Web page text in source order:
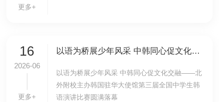
更多+
16
2026-06
更多+
以语为桥展少年风采 中韩同心促文化交融——北外附校主办韩国驻华大使馆第三届全国中学生韩语演讲比赛圆满落幕
以语为桥展少年风采 中韩同心促文化交融——北
外附校主办韩国驻华大使馆第三届全国中学生韩
语演讲比赛圆满落幕